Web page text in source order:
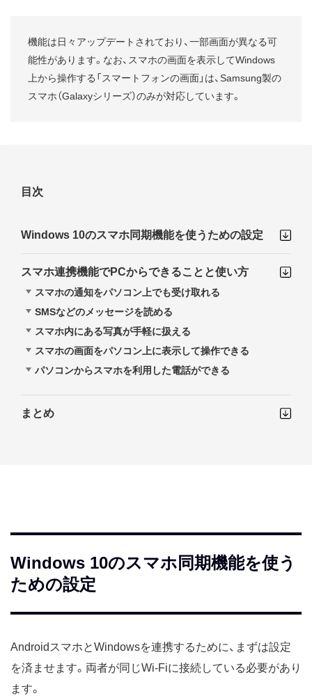
機能は日々アップデートされており、一部画面が異なる可
能性があります。なお、スマホの画面を表示してWindows
上から操作する「スマートフォンの画面」は、Samsung製の
スマホ（Galaxyシリーズ）のみが対応しています。
目次
Windows 10のスマホ同期機能を使うための設定
スマホ連携機能でPCからできることと使い方
スマホの通知をパソコン上でも受け取れる
SMSなどのメッセージを読める
スマホ内にある写真が手軽に扱える
スマホの画面をパソコン上に表示して操作できる
パソコンからスマホを利用した電話ができる
まとめ
Windows 10のスマホ同期機能を使う
ための設定
AndroidスマホとWindowsを連携するために、まずは設定
を済ませます。両者が同じWi-Fiに接続している必要があり
ます。